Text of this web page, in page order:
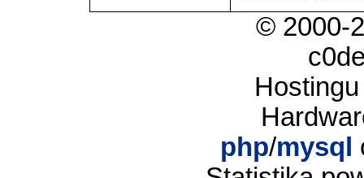
© 2000-
php/mysql